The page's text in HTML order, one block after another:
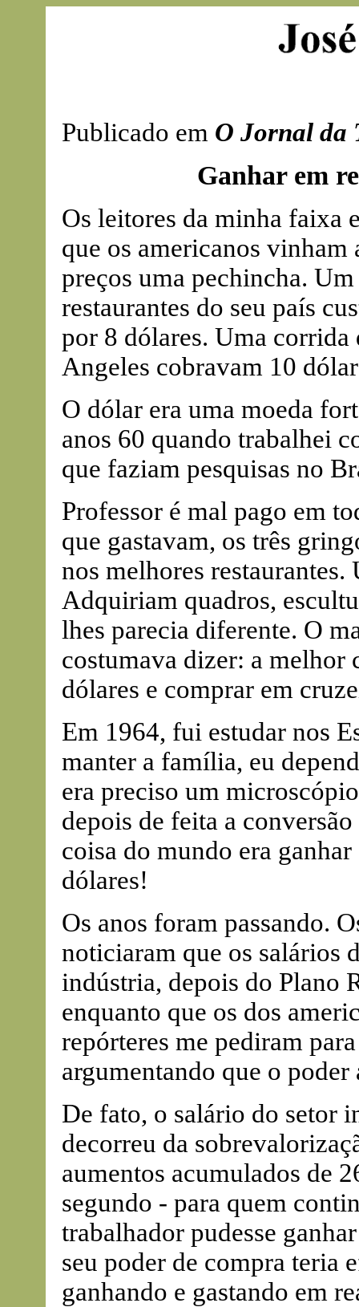
Publicado em O Jornal da
Ganhar em
Os leitores da minha faixa
que os americanos vinham
preços uma pechincha.
restaurantes do seu país
por 8 dólares. Uma corrida
Angeles cobravam 10
O dólar era uma moeda
anos 60 quando trabalhei
que faziam pesquisas no
Professor é mal pago em
que gastavam, os três
nos melhores
Adquiriam quadros,
lhes parecia diferente. O
costumava dizer: a melhor
dólares e comprar em
Em 1964, fui estudar nos
manter a família, eu
era preciso um
depois de feita a
coisa do mundo era
dólares!
Os anos foram passando.
noticiaram que os salários
indústria, depois do Plano
enquanto que os dos
repórteres me pediram
argumentando que o
De fato, o salário do setor
decorreu da
aumentos acumulados de
segundo - para quem
trabalhador pudesse
seu poder de compra teria
ganhando e gastando em